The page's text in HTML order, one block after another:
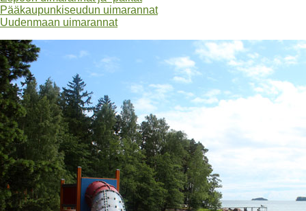
Pääkaupunkiseudun uimarannat
Uudenmaan uimarannat